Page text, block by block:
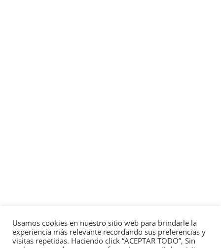
Usamos cookies en nuestro sitio web para brindarle la
experiencia más relevante recordando sus preferencias y
visitas repetidas. Haciendo click “ACEPTAR TODO”, Sin